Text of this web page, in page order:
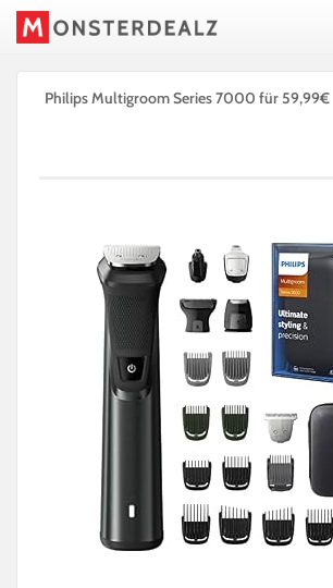
Philips Multigroom Series 7000 für 59,99€